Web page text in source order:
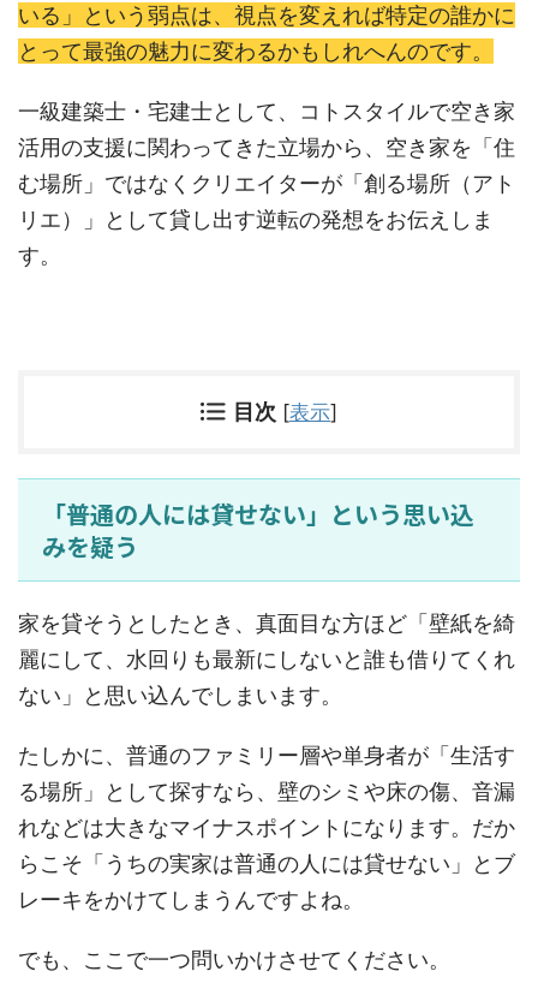
いる」という弱点は、視点を変えれば特定の誰かに
とって最強の魅力に変わるかもしれへんのです。
一級建築士・宅建士として、コトスタイルで空き家
活用の支援に関わってきた立場から、空き家を「住
む場所」ではなくクリエイターが「創る場所（アト
リエ）」として貸し出す逆転の発想をお伝えしま
す。
目次 [表示]
「普通の人には貸せない」という思い込
みを疑う
家を貸そうとしたとき、真面目な方ほど「壁紙を綺
麗にして、水回りも最新にしないと誰も借りてくれ
ない」と思い込んでしまいます。
たしかに、普通のファミリー層や単身者が「生活す
る場所」として探すなら、壁のシミや床の傷、音漏
れなどは大きなマイナスポイントになります。だか
らこそ「うちの実家は普通の人には貸せない」とブ
レーキをかけてしまうんですよね。
でも、ここで一つ問いかけさせてください。